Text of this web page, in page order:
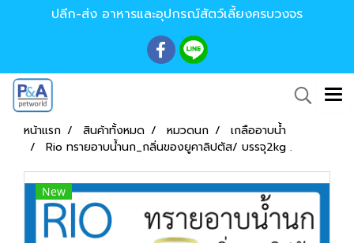
ปลีก-ส่ง อาหารและอุปกรณ์สัตว์เลี้ยงครบวงจร
หน้าแรก สินค้าทั้งหมด หมวดนก
เกลืออาบน้ำ
Rio ทรายอาบนํ้านก_กลิ่นของยูคาลิปตัส/ บรรจุ2kg .
New